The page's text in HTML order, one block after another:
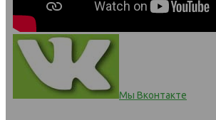
Мы Вконтакте